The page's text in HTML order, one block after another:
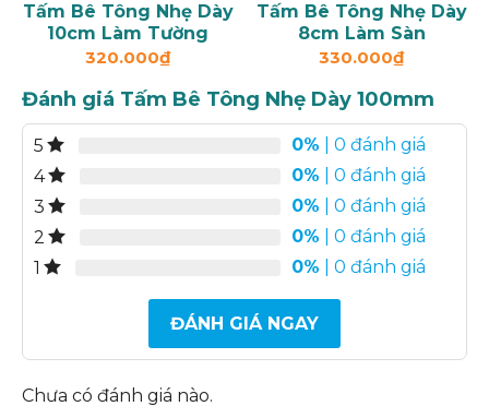
Tấm Bê Tông Nhẹ Dày
10cm Làm Tường
320.000₫
Tấm Bê Tông Nhẹ Dày
8cm Làm Sàn
330.000₫
Đánh giá Tấm Bê Tông Nhẹ Dày 100mm
5 0% | 0 đánh giá
4
0% | 0 đánh giá
3
0% | 0 đánh giá
2
0% | 0 đánh giá
1
0% | 0 đánh giá
ĐÁNH GIÁ NGAY
Chưa có đánh giá nào.